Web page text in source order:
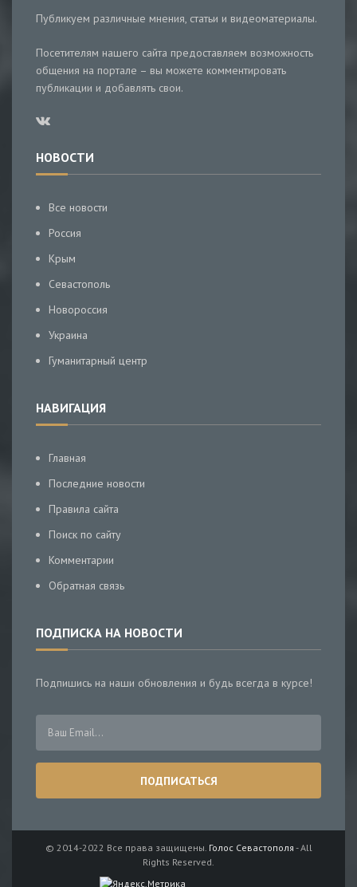
Публикуем различные мнения, статьи и видеоматериалы.
Посетителям нашего сайта предоставляем возможность
общения на портале – вы можете комментировать
публикации и добавлять свои.
НОВОСТИ
Все новости
Россия
Крым
Севастополь
Новороссия
Украина
Гуманитарный центр
НАВИГАЦИЯ
Главная
Последние новости
Правила сайта
Поиск по сайту
Комментарии
Обратная связь
ПОДПИСКА НА НОВОСТИ
Подпишись на наши обновления и будь всегда в курсе!
© 2014-2022 Все права защищены. Голос Севастополя - All
Rights Reserved.